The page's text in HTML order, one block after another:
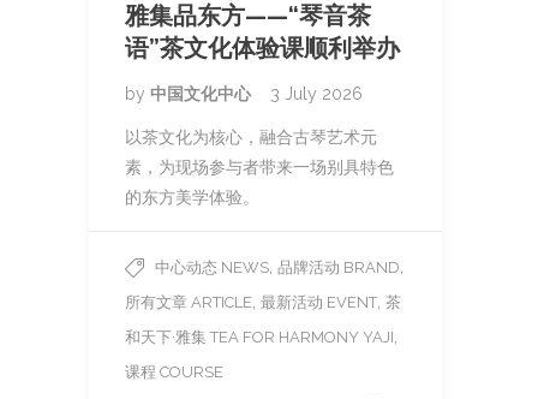
雅集品东方——“琴音茶
语”茶文化体验课顺利举办
by 中国文化中心 3 July 2026
以茶文化为核心，融合古琴艺术元
素，为现场参与者带来一场别具特色
的东方美学体验。
中心动态 NEWS, 品牌活动 BRAND,
所有文章 ARTICLE, 最新活动 EVENT, 茶
和天下·雅集 TEA FOR HARMONY YAJI,
课程 COURSE